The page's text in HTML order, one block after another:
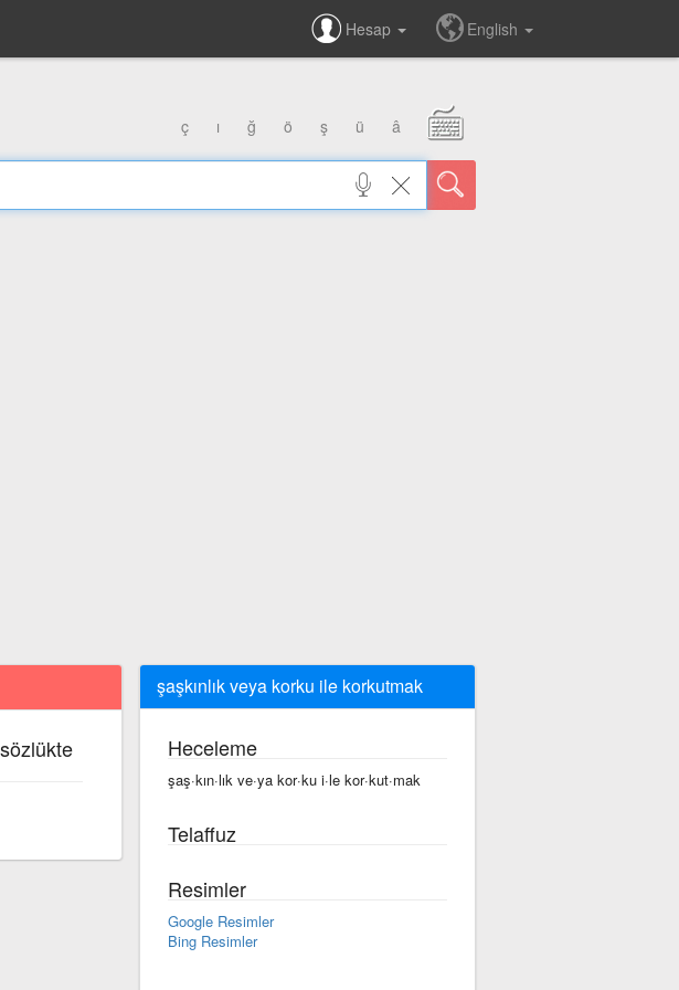
Hesap English
ç ı ğ ö ş ü â
şaşkınlık veya korku ile korkutmak
Heceleme
şaş·kın·lık ve·ya kor·ku i·le kor·kut·mak
Telaffuz
Resimler
Google Resimler
Bing Resimler